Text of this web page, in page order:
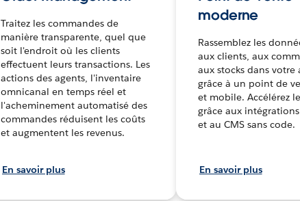
Traitez les commandes de
manière transparente, quel que
soit l'endroit où les clients
effectuent leurs transactions. Les
actions des agents, l'inventaire
omnicanal en temps réel et
l'acheminement automatisé des
commandes réduisent les coûts
et augmentent les revenus.
En savoir plus
moderne
Rassemblez les
aux clients, aux
aux stocks dans votre
grâce à un point de
et mobile. Accélérez
grâce aux
et au CMS sans code.
En savoir plus